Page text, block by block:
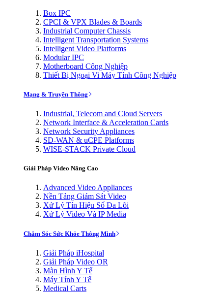
Box IPC
CPCI & VPX Blades & Boards
Industrial Computer Chassis
Intelligent Transportation Systems
Intelligent Video Platforms
Modular IPC
Motherboard Công Nghiệp
Thiết Bị Ngoại Vi Máy Tính Công Nghiệp
Mạng & Truyền Thông
Industrial, Telecom and Cloud Servers
Network Interface & Acceleration Cards
Network Security Appliances
SD-WAN & uCPE Platforms
WISE-STACK Private Cloud
Giải Pháp Video Nâng Cao
Advanced Video Appliances
Nền Tảng Giám Sát Video
Xử Lý Tín Hiệu Số Đa Lõi
Xử Lý Video Và IP Media
Chăm Sóc Sức Khỏe Thông Minh
Giải Pháp iHospital
Giải Pháp Video OR
Màn Hình Y Tế
Máy Tính Y Tế
Medical Carts